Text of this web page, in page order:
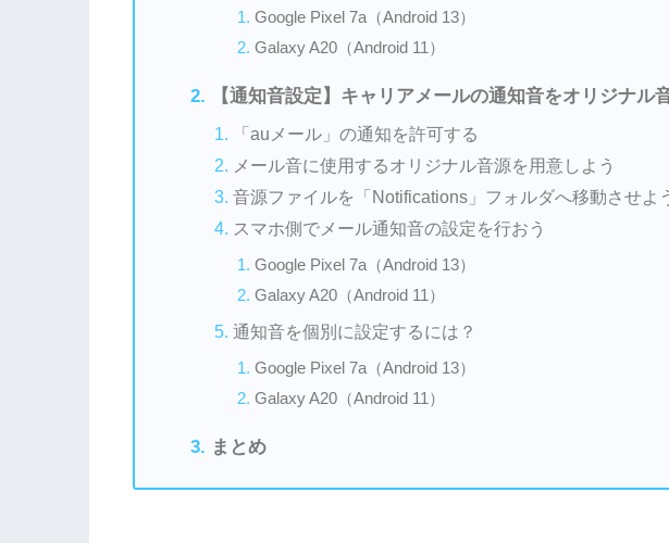
Google Pixel 7a（Android 13）
Galaxy A20（Android 11）
【通知音設定】キャリアメールの通知音をオリジナル
「auメール」の通知を許可する
メール音に使用するオリジナル音源を用意しよう
音源ファイルを「Notifications」フォルダへ移動させよ
スマホ側でメール通知音の設定を行おう
Google Pixel 7a（Android 13）
Galaxy A20（Android 11）
通知音を個別に設定するには？
Google Pixel 7a（Android 13）
Galaxy A20（Android 11）
まとめ